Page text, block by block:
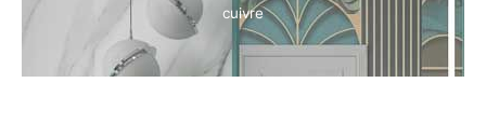
cuivre